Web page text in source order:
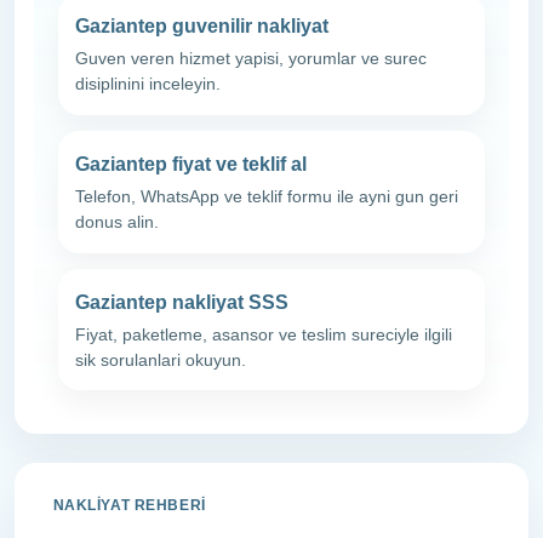
Gaziantep guvenilir nakliyat
Guven veren hizmet yapisi, yorumlar ve surec
disiplinini inceleyin.
Gaziantep fiyat ve teklif al
Telefon, WhatsApp ve teklif formu ile ayni gun geri
donus alin.
Gaziantep nakliyat SSS
Fiyat, paketleme, asansor ve teslim sureciyle ilgili
sik sorulanlari okuyun.
NAKLIYAT REHBERI